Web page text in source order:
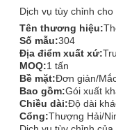
Dịch vụ tùy chỉnh
Tên thương hiệu:
Số mẫu:304
Địa điểm xuất xứ:
MOQ:1 tấn
Bề mặt:Đơn giản/
Bao gồm:Gói xuất
Chiều dài:Độ dài
Cổng:Thượng Hải/